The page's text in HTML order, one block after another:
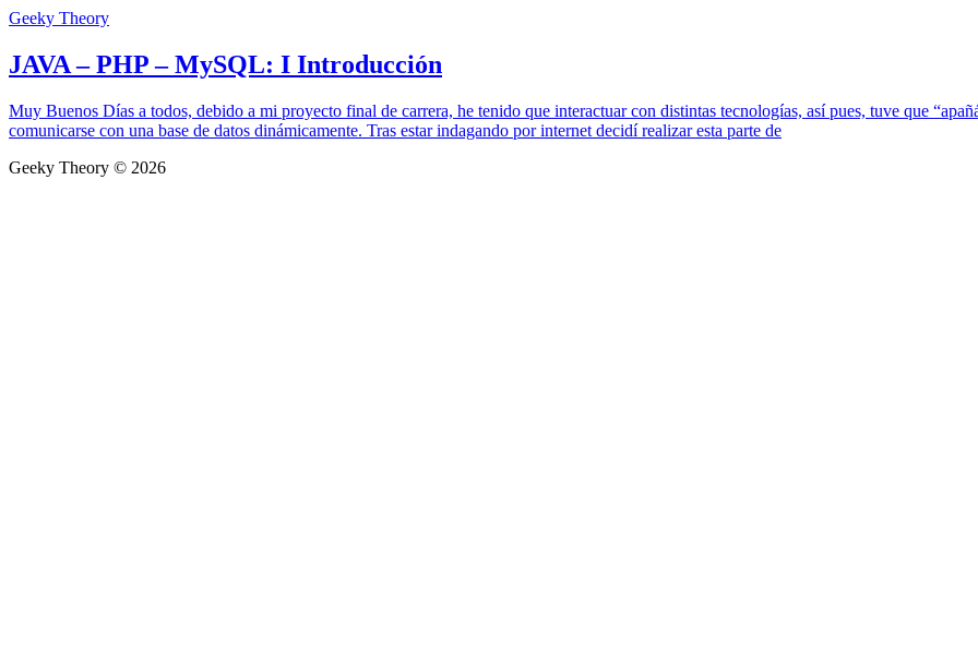
Geeky Theory
JAVA – PHP – MySQL: I Introducción
Muy Buenos Días a todos, debido a mi proyecto final de carrera, he tenido que interactuar con distintas tecnologías, así pues, tuve que
comunicarse con una base de datos dinámicamente. Tras estar indagando por internet decidí realizar esta parte de
Geeky Theory © 2026